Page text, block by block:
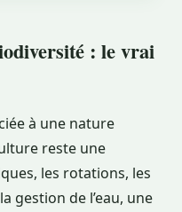
: le vrai
à une nature
reste une
les rotations, les
gestion de l’eau, une